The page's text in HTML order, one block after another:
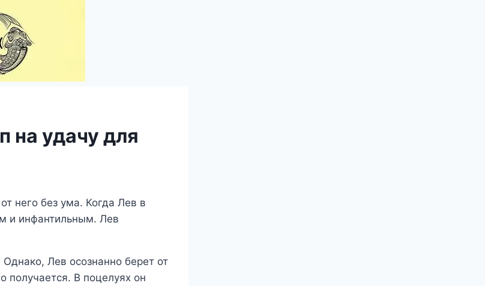
на удачу для
него без ума. Когда Лев в
и инфантильным. Лев
Лев осознанно берет от
получается. В поцелуях он